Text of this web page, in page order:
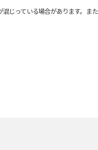
っている場合があります。ま